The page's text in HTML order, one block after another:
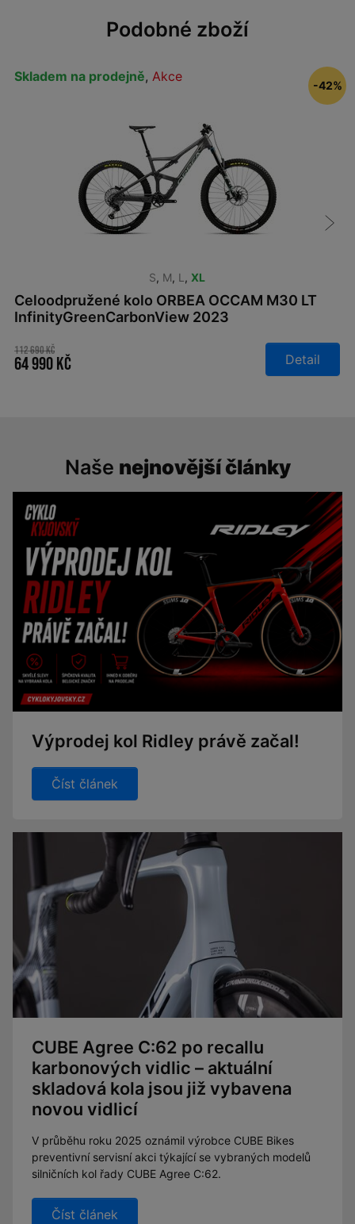
Podobné zboží
Skladem na prodejně, Akce
S, M, L , XL
Celoodpružené kolo ORBEA OCCAM M30 LT
InfinityGreenCarbonView 2023
-42%
112 690 Kč
64 990 Kč Detail
Naše nejnovější články
Výprodej kol Ridley právě začal!
Číst článek
CUBE Agree C:62 po recallu
karbonových vidlic – aktuální
skladová kola jsou již vybavena
novou vidlicí
V průběhu roku 2025 oznámil výrobce CUBE Bikes
preventivní servisní akci týkající se vybraných modelů
silničních kol řady CUBE Agree C:62.
Číst článek